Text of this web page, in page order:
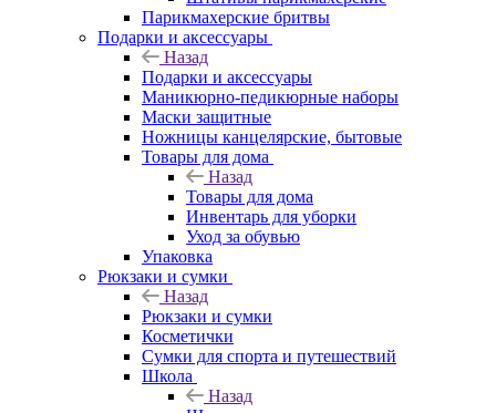
Парикмахерские бритвы
Подарки и аксессуары
Назад
Подарки и аксессуары
Маникюрно-педикюрные наборы
Маски защитные
Ножницы канцелярские, бытовые
Товары для дома
Назад
Товары для дома
Инвентарь для уборки
Уход за обувью
Упаковка
Рюкзаки и сумки
Назад
Рюкзаки и сумки
Косметички
Сумки для спорта и путешествий
Школа
Назад